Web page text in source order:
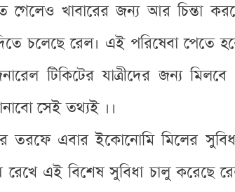
গেলেও খাবারের জন্য আর চিন্তা
চলেছে রেল। এই পরিষেবা পেতে
টিকিটের যাত্রীদের জন্য
সেই তথ্যই ।।
তরফে এবার ইকোনোমি মিলের সুবিধা
রেখে এই বিশেষ সুবিধা চালু করেছে